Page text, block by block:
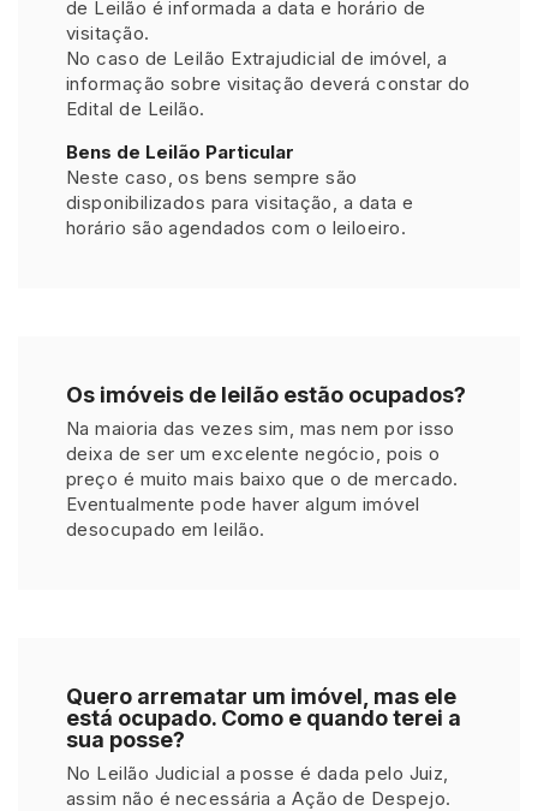
de Leilão é informada a data e horário de
visitação.
No caso de Leilão Extrajudicial de imóvel, a
informação sobre visitação deverá constar do
Edital de Leilão.
Bens de Leilão Particular
Neste caso, os bens sempre são
disponibilizados para visitação, a data e
horário são agendados com o leiloeiro.
Os imóveis de leilão estão ocupados?
Na maioria das vezes sim, mas nem por isso
deixa de ser um excelente negócio, pois o
preço é muito mais baixo que o de mercado.
Eventualmente pode haver algum imóvel
desocupado em leilão.
Quero arrematar um imóvel, mas ele
está ocupado. Como e quando terei a
sua posse?
No Leilão Judicial a posse é dada pelo Juiz,
assim não é necessária a Ação de Despejo.